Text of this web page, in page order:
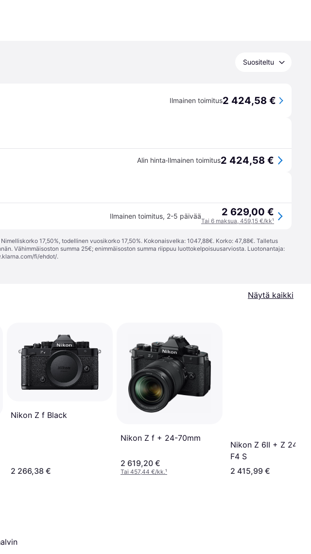
Suositeltu
Ilmainen toimitus2 424,58 €
Alin hinta·Ilmainen toimitus2 424,58 €
Ilmainen toimitus, 2-5 päivää 2 629,00 €
Tai 6 maksua, 459,15 €/kk¹
17,50%, todellinen vuosikorko 17,50%. Kokonaisvelka: 1047,88€. Korko: 47,88€. Talletus
Vähimmäisoston summa 25€; enimmäisoston summa riippuu luottokelpoisuusarviosta. Luotonantaja:
fi/ehdot/.
Näytä kaikki
Nikon Z f Black
2 266,38 €
Nikon Z f + 24-70mm
2 619,20 €
Tai 457,44 €/kk.¹
Nikon Z 6II + Z 24-
F4 S
2 415,99 €